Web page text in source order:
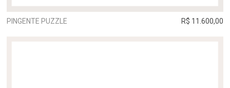
PINGENTE PUZZLE R$ 11.600,00